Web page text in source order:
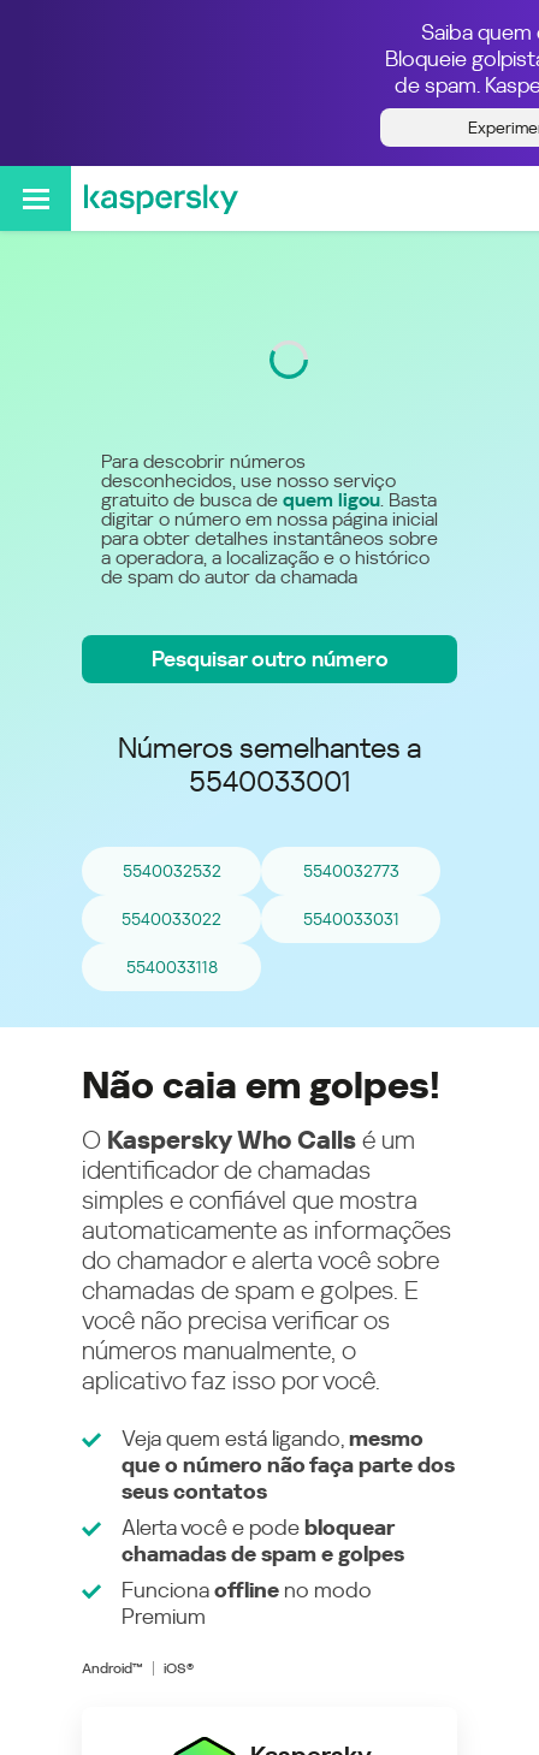
Saiba quem
Bloqueie
de spam.
Quem ligou do número
5540033001
Para descobrir números
desconhecidos, use nosso serviço
gratuito de busca de quem ligou. Basta
digitar o número em nossa página inicial
para obter detalhes instantâneos sobre
a operadora, a localização e o histórico
de spam do autor da chamada
Pesquisar outro número
Números semelhantes a
5540033001
5540032532 5540032773
5540033022 5540033031
5540033118
Não caia em golpes!
O Kaspersky Who Calls é um
identificador de chamadas
simples e confiável que mostra
automaticamente as informações
do chamador e alerta você sobre
chamadas de spam e golpes. E
você não precisa verificar os
números manualmente, o
aplicativo faz isso por você.
Veja quem está ligando, mesmo
que o número não faça parte dos
seus contatos
Alerta você e podebloquear
chamadas de spam e golpes
Funcionaoffline no modo
Premium
Android™ iOS®